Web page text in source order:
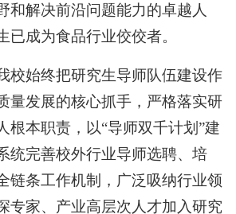
和解决前沿问题能力的卓越人
已成为食品行业佼佼者。
校始终把研究生导师队伍建设作
量发展的核心抓手，严格落实研
根本职责，以“导师双千计划”建
统完善校外行业导师选聘、培
链条工作机制，广泛吸纳行业领
专家、产业高层次人才加入研究